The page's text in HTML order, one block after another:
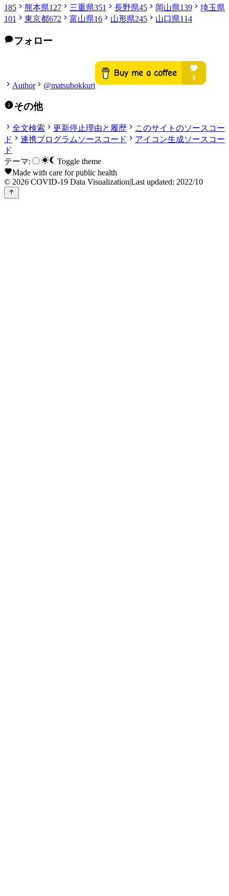
185
熊本県127 三重県351 長野県45 岡山県139
埼玉県
101
東京都672 富山県16 山形県245 山口県114
フォロー
Author @matsubokkuri
その他
全文検索 更新停止理由と履歴
このサイトのソースコー
ド
連携プログラムソースコード
アイコン生成ソースコー
ド
テーマ:
Toggle theme
Made with care for public health
© 2026 COVID-19 Data Visualization|Last updated: 2022/10